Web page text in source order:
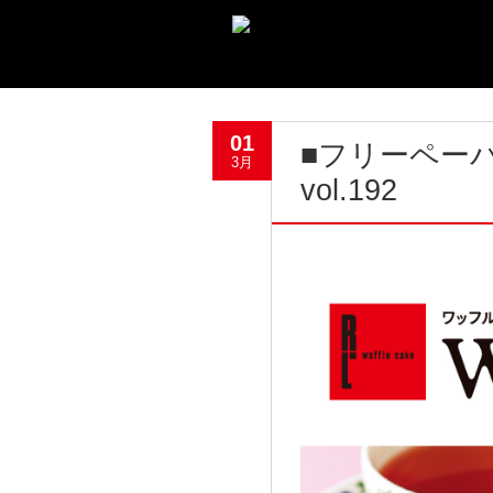
01
3月
■フリーペー
vol.192